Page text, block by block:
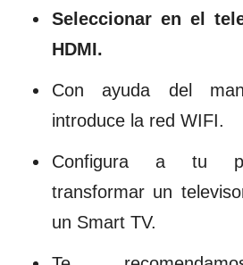
Seleccionar en el
HDMI.
Con ayuda del
introduce la red WIFI.
Configura a tu
transformar un
un Smart TV.